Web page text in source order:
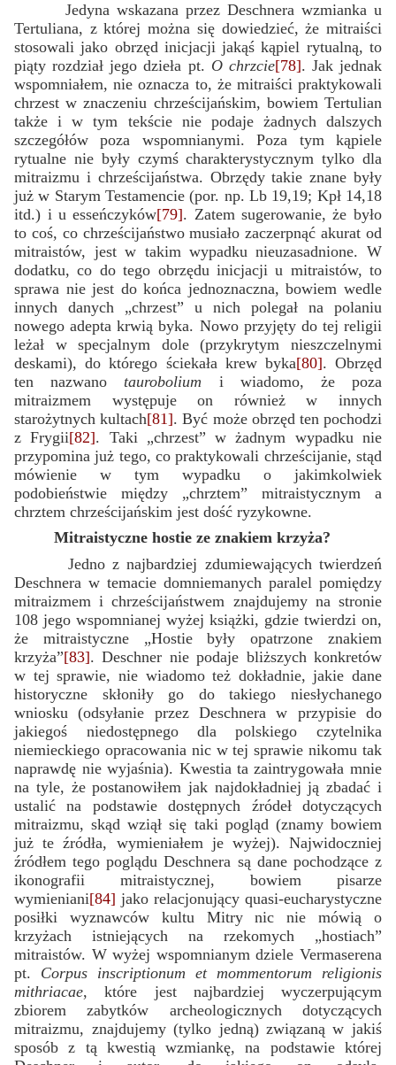
Jedyna wskazana przez Deschnera wzmianka u
Tertuliana, z której można się dowiedzieć, że mitraiści
stosowali jako obrzęd inicjacji jakąś kąpiel rytualną, to
piąty rozdział jego dzieła pt. O chrzcie[78]. Jak jednak
wspomniałem, nie oznacza to, że mitraiści praktykowali
chrzest w znaczeniu chrześcijańskim, bowiem Tertulian
także i w tym tekście nie podaje żadnych dalszych
szczegółów poza wspomnianymi. Poza tym kąpiele
rytualne nie były czymś charakterystycznym tylko dla
mitraizmu i chrześcijaństwa. Obrzędy takie znane były
już w Starym Testamencie (por. np. Lb 19,19; Kpł 14,18
itd.) i u esseńczyków[79]. Zatem sugerowanie, że było
to coś, co chrześcijaństwo musiało zaczerpnąć akurat od
mitraistów, jest w takim wypadku nieuzasadnione. W
dodatku, co do tego obrzędu inicjacji u mitraistów, to
sprawa nie jest do końca jednoznaczna, bowiem wedle
innych danych „chrzest” u nich polegał na polaniu
nowego adepta krwią byka. Nowo przyjęty do tej religii
leżał w specjalnym dole (przykrytym nieszczelnymi
deskami), do którego ściekała krew byka[80]. Obrzęd
ten nazwano taurobolium i wiadomo, że poza
mitraizmem występuje on również w innych
starożytnych kultach[81]. Być może obrzęd ten pochodzi
z Frygii[82]. Taki „chrzest” w żadnym wypadku nie
przypomina już tego, co praktykowali chrześcijanie, stąd
mówienie w tym wypadku o jakimkolwiek
podobieństwie między „chrztem” mitraistycznym a
chrztem chrześcijańskim jest dość ryzykowne.
Mitraistyczne hostie ze znakiem krzyża?
Jedno z najbardziej zdumiewających twierdzeń
Deschnera w temacie domniemanych paralel pomiędzy
mitraizmem i chrześcijaństwem znajdujemy na stronie
108 jego wspomnianej wyżej książki, gdzie twierdzi on,
że mitraistyczne „Hostie były opatrzone znakiem
krzyża”[83]. Deschner nie podaje bliższych konkretów
w tej sprawie, nie wiadomo też dokładnie, jakie dane
historyczne skłoniły go do takiego niesłychanego
wniosku (odsyłanie przez Deschnera w przypisie do
jakiegoś niedostępnego dla polskiego czytelnika
niemieckiego opracowania nic w tej sprawie nikomu tak
naprawdę nie wyjaśnia). Kwestia ta zaintrygowała mnie
na tyle, że postanowiłem jak najdokładniej ją zbadać i
ustalić na podstawie dostępnych źródeł dotyczących
mitraizmu, skąd wziął się taki pogląd (znamy bowiem
już te źródła, wymieniałem je wyżej). Najwidoczniej
źródłem tego poglądu Deschnera są dane pochodzące z
ikonografii mitraistycznej, bowiem pisarze
wymieniani[84] jako relacjonujący quasi-eucharystyczne
posiłki wyznawców kultu Mitry nic nie mówią o
krzyżach istniejących na rzekomych „hostiach”
mitraistów. W wyżej wspomnianym dziele Vermaserena
pt. Corpus inscriptionum et mommentorum religionis
mithriacae, które jest najbardziej wyczerpującym
zbiorem zabytków archeologicznych dotyczących
mitraizmu, znajdujemy (tylko jedną) związaną w jakiś
sposób z tą kwestią wzmiankę, na podstawie której